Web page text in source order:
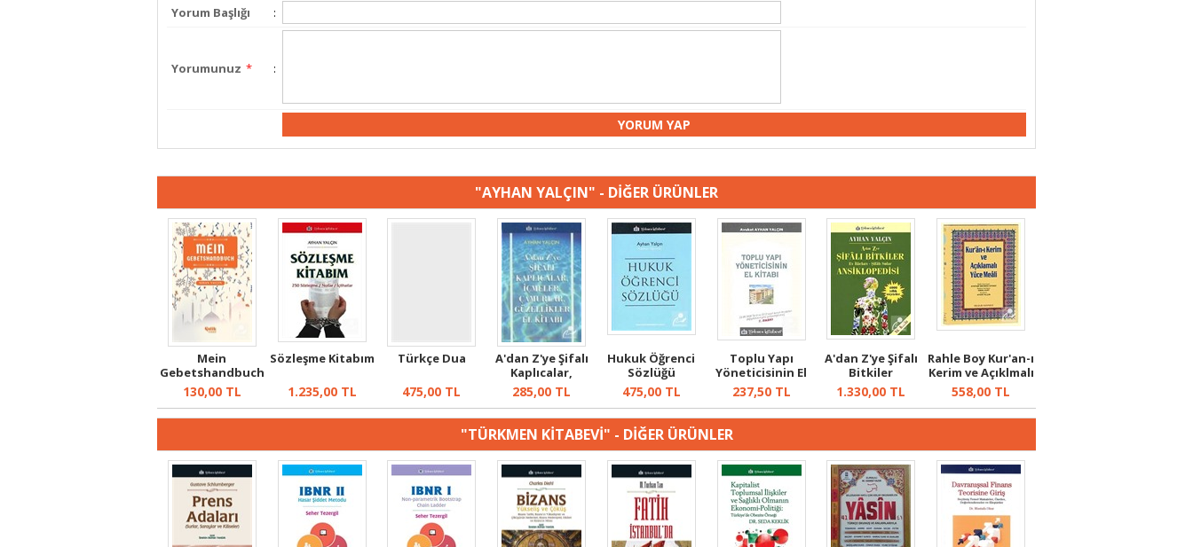
Yorum Başlığı :
Yorumunuz * :
"AYHAN YALÇIN" - DİĞER ÜRÜNLER
Mein
Gebetshandbuch
(Benim Namaz El
Kita...
130,00TL
Sözleşme Kitabım
1.235,00TL
Türkçe Dua
475,00 TL
A'dan Z'ye Şifalı
Kaplıcalar,
İçmeler, Ç...
285,00 TL
Hukuk Öğrenci
Sözlüğü
475,00TL
Toplu Yapı
Yöneticisinin El
Kitabı
237,50TL
A'dan Z'ye Şifalı
Bitkiler
Ansiklopedisi
1.330,00 TL
Rahle Boy Kur'an-ı
Kerim ve Açıklmalı
Yü...
558,00 TL
"TÜRKMEN KİTABEVİ" - DİĞER ÜRÜNLER